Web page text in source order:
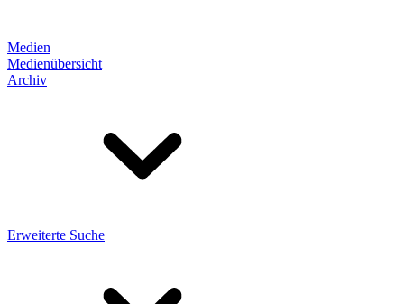
Medien
Medienübersicht
Archiv
Erweiterte Suche